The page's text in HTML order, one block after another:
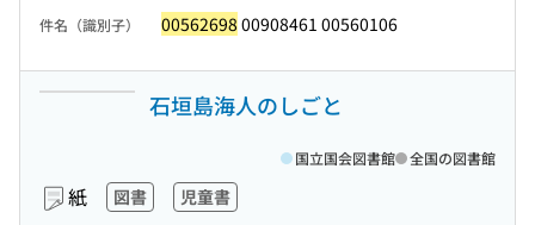
件名（識別子） 00562698 00908461 00560106
石垣島海人のしごと
紙 図書 児童書
国立国会図書館 全国の図書館